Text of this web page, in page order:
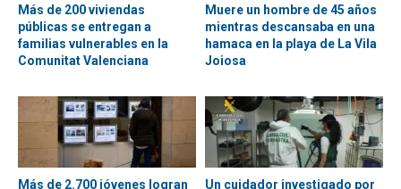
Más de 200 viviendas
públicas se entregan a
familias vulnerables en la
Comunitat Valenciana
Muere un hombre de 45 años
mientras descansaba en una
hamaca en la playa de La Vila
Joiosa
Más de 2.700 jóvenes logran
Un cuidador investigado por